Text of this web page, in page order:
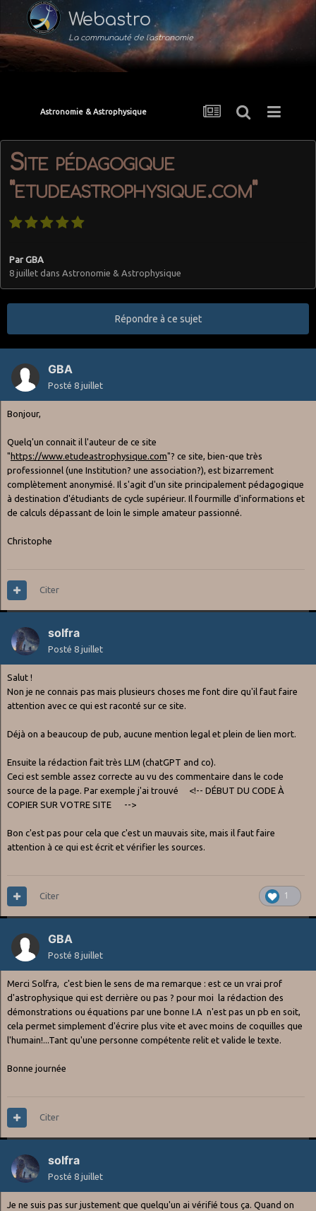
Webastro
La communauté de l'astronomie
Astronomie & Astrophysique
Site pédagogique
"etudeastrophysique.com"
Par GBA
8 juillet dans Astronomie & Astrophysique
Répondre à ce sujet
GBA
Posté 8 juillet
Bonjour,
Quelq'un connait il l'auteur de ce site
" https://www.etudeastrophysique.com"? ce site, bien-que très
professionnel (une Institution? une association?), est bizarrement
complètement anonymisé. Il s'agit d'un site principalement pédagogique
à destination d'étudiants de cycle supérieur. Il fourmille d'informations et
de calculs dépassant de loin le simple amateur passionné.
Christophe
Citer
solfra
Posté 8 juillet
Salut !
Non je ne connais pas mais plusieurs choses me font dire qu'il faut faire
attention avec ce qui est raconté sur ce site.
Déjà on a beaucoup de pub, aucune mention legal et plein de lien mort.
Ensuite la rédaction fait très LLM (chatGPT and co).
Ceci est semble assez correcte au vu des commentaire dans le code
source de la page. Par exemple j'ai trouvé <!-- DÉBUT DU CODE À
COPIER SUR VOTRE SITE -->
Bon c'est pas pour cela que c'est un mauvais site, mais il faut faire
attention à ce qui est écrit et vérifier les sources.
1
Citer
GBA
Posté 8 juillet
Merci Solfra, c'est bien le sens de ma remarque : est ce un vrai prof
d'astrophysique qui est derrière ou pas ? pour moi la rédaction des
démonstrations ou équations par une bonne I.A n'est pas un pb en soit,
cela permet simplement d'écrire plus vite et avec moins de coquilles que
l'humain!...Tant qu'une personne compétente relit et valide le texte.
Bonne journée
Citer
solfra
Posté 8 juillet
Je ne suis pas sur justement que quelqu'un ai vérifié tous ça. Quand on